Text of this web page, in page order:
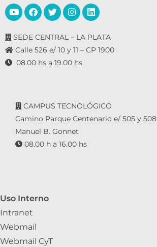
SEDE CENTRAL – LA PLATA
Calle 526 e/ 10 y 11 – CP 1900
08.00 hs a 19.00 hs
CAMPUS TECNOLÓGICO
Camino Parque Centenario e/ 505 y 508
Manuel B. Gonnet
08.00 h a 16.00 hs
Uso Interno
Intranet
Webmail
Webmail CyT